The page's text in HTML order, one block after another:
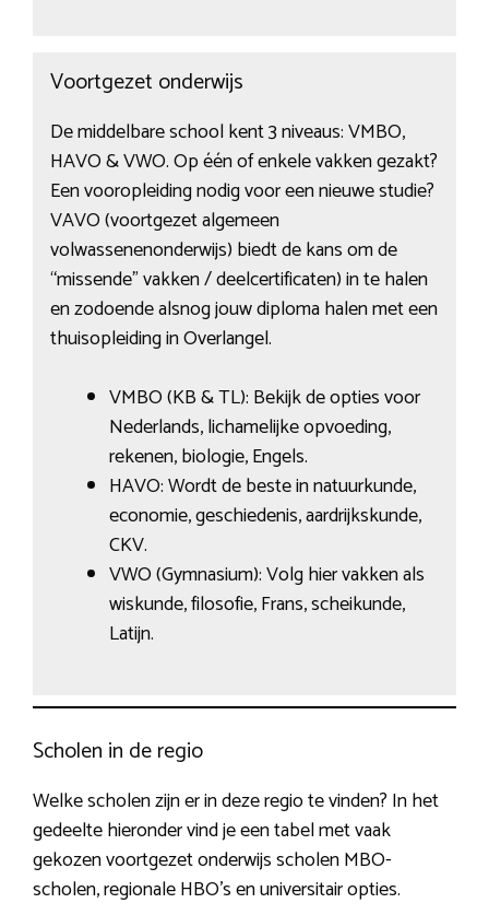
Voortgezet onderwijs
De middelbare school kent 3 niveaus: VMBO,
HAVO & VWO. Op één of enkele vakken gezakt?
Een vooropleiding nodig voor een nieuwe studie?
VAVO (voortgezet algemeen
volwassenenonderwijs) biedt de kans om de
“missende” vakken / deelcertificaten) in te halen
en zodoende alsnog jouw diploma halen met een
thuisopleiding in Overlangel.
VMBO (KB & TL): Bekijk de opties voor
Nederlands, lichamelijke opvoeding,
rekenen, biologie, Engels.
HAVO: Wordt de beste in natuurkunde,
economie, geschiedenis, aardrijkskunde,
CKV.
VWO (Gymnasium): Volg hier vakken als
wiskunde, filosofie, Frans, scheikunde,
Latijn.
Scholen in de regio
Welke scholen zijn er in deze regio te vinden? In het
gedeelte hieronder vind je een tabel met vaak
gekozen voortgezet onderwijs scholen MBO-
scholen, regionale HBO’s en universitair opties.